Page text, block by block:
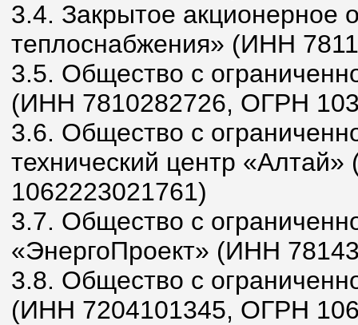
3.4. Закрытое акционерное
теплоснабжения» (ИНН
3.5. Общество с
(ИНН 7810282726, ОГРН
3.6. Общество с
технический центр
1062223021761)
3.7. Общество с
«ЭнергоПроект» (ИНН
3.8. Общество с
(ИНН 7204101345, ОГРН